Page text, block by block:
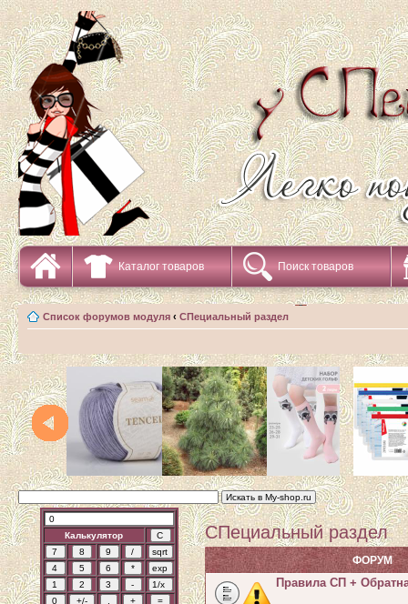
Каталог товаров Поиск товаров
Список форумов модуля ‹ СПециальный раздел
Калькулятор СПециальный раздел
ФОРУМ
Правила СП +